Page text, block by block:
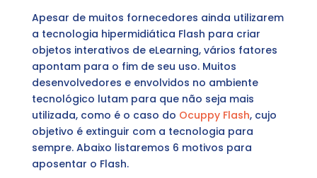
Apesar de muitos fornecedores ainda utilizarem
a tecnologia hipermidiática Flash para criar
objetos interativos de eLearning, vários fatores
apontam para o fim de seu uso. Muitos
desenvolvedores e envolvidos no ambiente
tecnológico lutam para que não seja mais
utilizada, como é o caso do Ocuppy Flash, cujo
objetivo é extinguir com a tecnologia para
sempre. Abaixo listaremos 6 motivos para
aposentar o Flash.